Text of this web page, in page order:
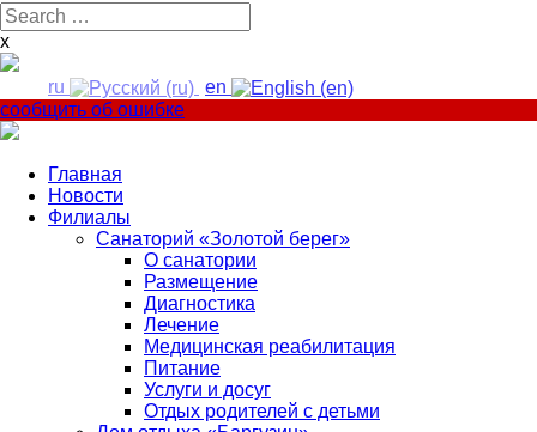
Search
for:
x
ru
en
сообщить об ошибке
Главная
Новости
Филиалы
Санаторий «Золотой берег»
О санатории
Размещение
Диагностика
Лечение
Медицинская реабилитация
Питание
Услуги и досуг
Отдых родителей с детьми